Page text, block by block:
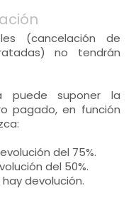
(cancelación de
no tendrán
puede suponer la
pagado, en función
del 75%.
del 50%.
devolución.